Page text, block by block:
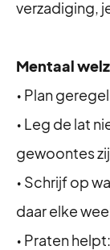
verzadiging,
Mentaal
• Plan
• Leg de lat
gewoontes
• Schrijf op
daar elke
• Praten